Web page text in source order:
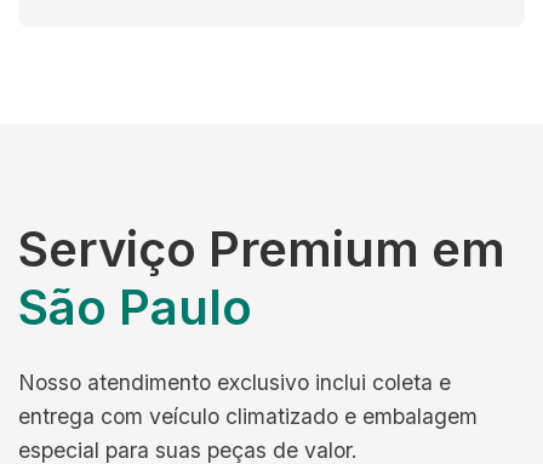
Serviço Premium em
São Paulo
Nosso atendimento exclusivo inclui coleta e
entrega com veículo climatizado e embalagem
especial para suas peças de valor.